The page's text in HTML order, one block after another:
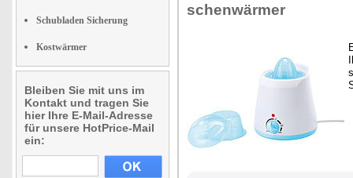
Schubladen Sicherung
Kostwärmer
Bleiben Sie mit uns im
Kontakt und tragen Sie
hier Ihre E-Mail-Adresse
für unsere HotPrice-Mail
ein:
schen­wär­mer